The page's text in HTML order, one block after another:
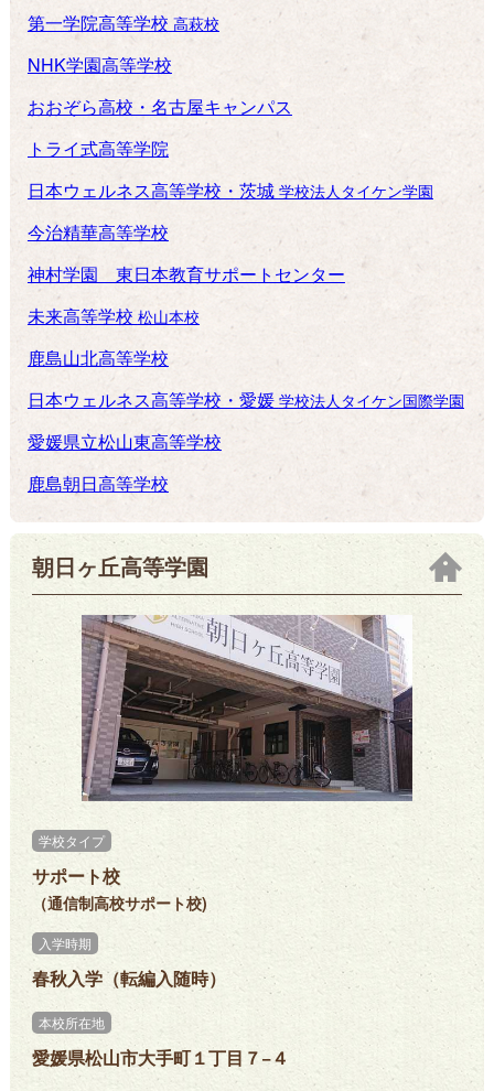
第一学院高等学校 高萩校
NHK学園高等学校
おおぞら高校・名古屋キャンパス
トライ式高等学院
日本ウェルネス高等学校・茨城 学校法人タイケン学園
今治精華高等学校
神村学園 東日本教育サポートセンター
未来高等学校 松山本校
鹿島山北高等学校
日本ウェルネス高等学校・愛媛 学校法人タイケン国際学園
愛媛県立松山東高等学校
鹿島朝日高等学校
朝日ヶ丘高等学園
学校タイプ
サポート校
（通信制高校サポート校)
入学時期
春秋入学（転編入随時）
本校所在地
愛媛県松山市大手町１丁目７−４